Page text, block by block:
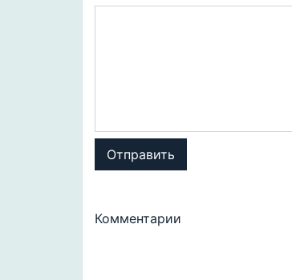
Отправить
Комментарии